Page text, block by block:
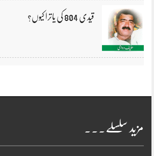
قیدی 804 کی یاترا کیوں؟
مزید سلسلے۔۔۔